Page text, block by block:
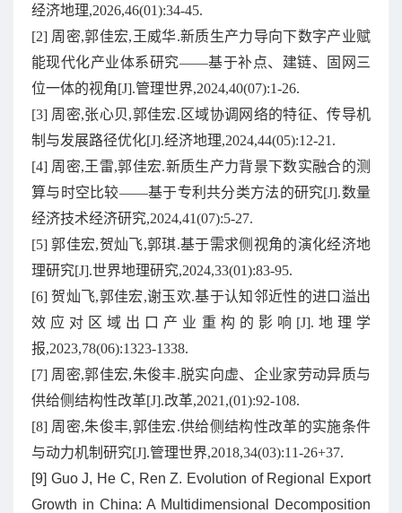
经济地理,2026,46(01):34-45.
[2] 周密,郭佳宏,王威华.新质生产力导向下数字产业赋
能现代化产业体系研究——基于补点、建链、固网三
位一体的视角[J].管理世界,2024,40(07):1-26.
[3] 周密,张心贝,郭佳宏.区域协调网络的特征、传导机
制与发展路径优化[J].经济地理,2024,44(05):12-21.
[4] 周密,王雷,郭佳宏.新质生产力背景下数实融合的测
算与时空比较——基于专利共分类方法的研究[J].数量
经济技术经济研究,2024,41(07):5-27.
[5] 郭佳宏,贺灿飞,郭琪.基于需求侧视角的演化经济地
理研究[J].世界地理研究,2024,33(01):83-95.
[6] 贺灿飞,郭佳宏,谢玉欢.基于认知邻近性的进口溢出
效应对区域出口产业重构的影响[J].地理学
报,2023,78(06):1323-1338.
[7] 周密,郭佳宏,朱俊丰.脱实向虚、企业家劳动异质与
供给侧结构性改革[J].改革,2021,(01):92-108.
[8] 周密,朱俊丰,郭佳宏.供给侧结构性改革的实施条件
与动力机制研究[J].管理世界,2018,34(03):11-26+37.
[9] Guo J, He C, Ren Z. Evolution of Regional Export
Growth in China: A Multidimensional Decomposition